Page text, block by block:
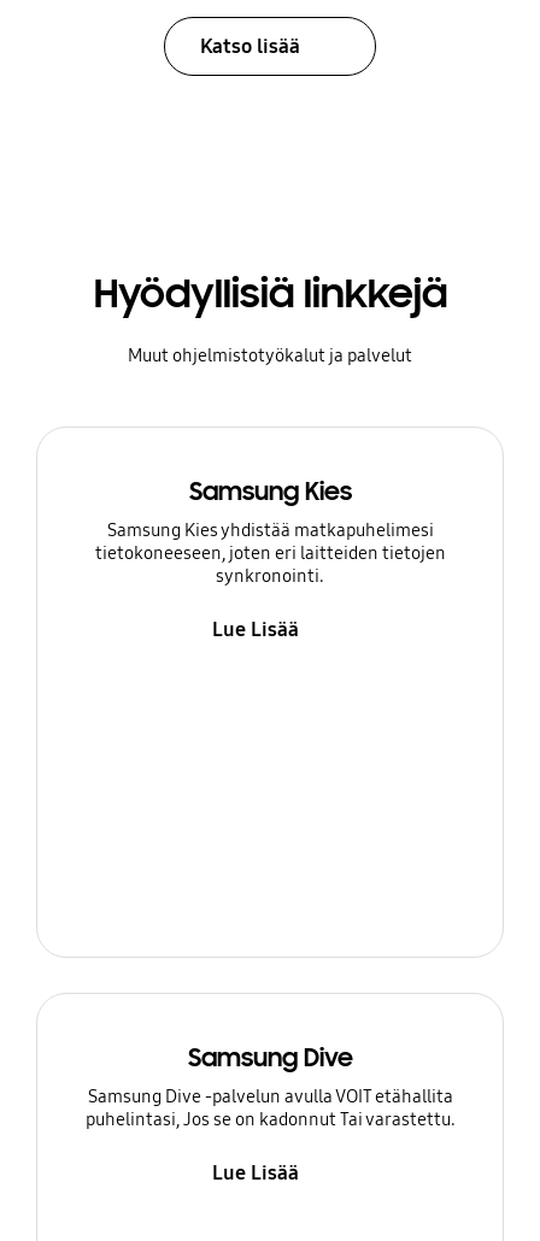
Katso lisää
Hyödyllisiä linkkejä
Muut ohjelmistotyökalut ja palvelut
Samsung Kies
Samsung Kies yhdistää matkapuhelimesi
tietokoneeseen, joten eri laitteiden tietojen
synkronointi.
Lue Lisää
Samsung Dive
Samsung Dive -palvelun avulla VOIT etähallita
puhelintasi, Jos se on kadonnut Tai varastettu.
Lue Lisää